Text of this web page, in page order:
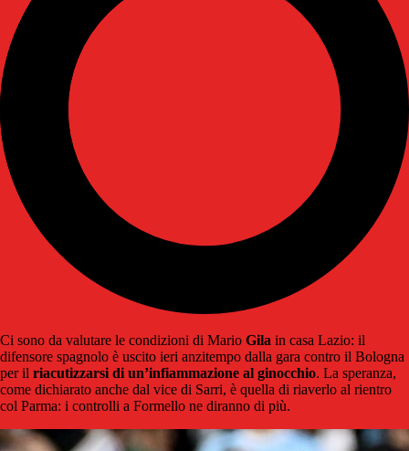
Ci sono da valutare le condizioni di Mario Gila in casa Lazio: il
difensore spagnolo è uscito ieri anzitempo dalla gara contro il Bologna
per il riacutizzarsi di un’infiammazione al ginocchio. La speranza,
come dichiarato anche dal vice di Sarri, è quella di riaverlo al rientro
col Parma: i controlli a Formello ne diranno di più.